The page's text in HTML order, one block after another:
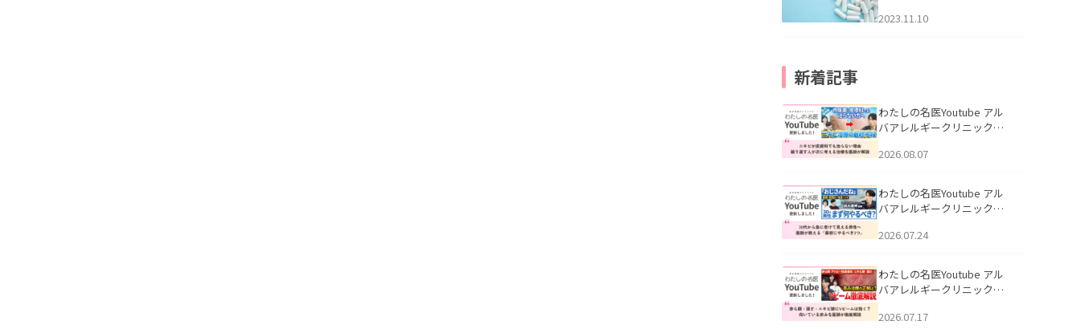
2023.11.10
新着記事
わたしの名医Youtube アル
バアレルギークリニック札
らない理由｜繰り返す人が
説」を公開いたしました。
2026.08.07
わたしの名医Youtube アル
バアレルギークリニック札
える男性へ｜医師が教える
公開いたしました。
2026.07.24
わたしの名医Youtube アル
バアレルギークリニック札
跡にVビームは効く？向いて
2026.07.17